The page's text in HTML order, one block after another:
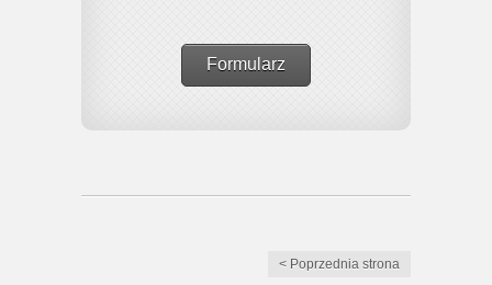
Formularz
< Poprzednia strona